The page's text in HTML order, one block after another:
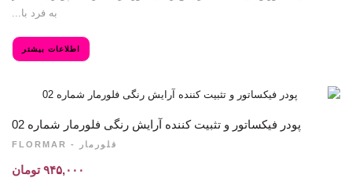
به فرد با...
اطلاعات بیشتر
پودر فیکساتور و تثبیت کننده آرایش رنگی فلورمار شماره 02
فلورمار - FLORMAR
۹۴۵,۰۰۰ تومان